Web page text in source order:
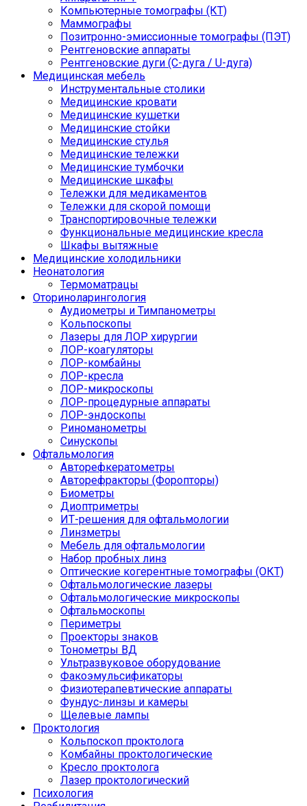
Компьютерные томографы (КТ)
Маммографы
Позитронно-эмиссионные томографы (ПЭТ)
Рентгеновские аппараты
Рентгеновские дуги (С-дуга / U-дуга)
Медицинская мебель
Инструментальные столики
Медицинские кровати
Медицинские кушетки
Медицинские стойки
Медицинские стулья
Медицинские тележки
Медицинские тумбочки
Медицинские шкафы
Тележки для медикаментов
Тележки для скорой помощи
Транспортировочные тележки
Функциональные медицинские кресла
Шкафы вытяжные
Медицинские холодильники
Неонатология
Термоматрацы
Оториноларингология
Аудиометры и Тимпанометры
Кольпоскопы
Лазеры для ЛОР хирургии
ЛОР-коагуляторы
ЛОР-комбайны
ЛОР-кресла
ЛОР-микроскопы
ЛОР-процедурные аппараты
ЛОР-эндоскопы
Риноманометры
Синускопы
Офтальмология
Авторефкератометры
Авторефракторы (Форопторы)
Биометры
Диоптриметры
ИТ-решения для офтальмологии
Линзметры
Мебель для офтальмологии
Набор пробных линз
Оптические когерентные томографы (ОКТ)
Офтальмологические лазеры
Офтальмологические микроскопы
Офтальмоскопы
Периметры
Проекторы знаков
Тонометры ВД
Ультразвуковое оборудование
Факоэмульсификаторы
Физиотерапевтические аппараты
Фундус-линзы и камеры
Щелевые лампы
Проктология
Кольпоскоп проктолога
Комбайны проктологические
Кресло проктолога
Лазер проктологический
Психология